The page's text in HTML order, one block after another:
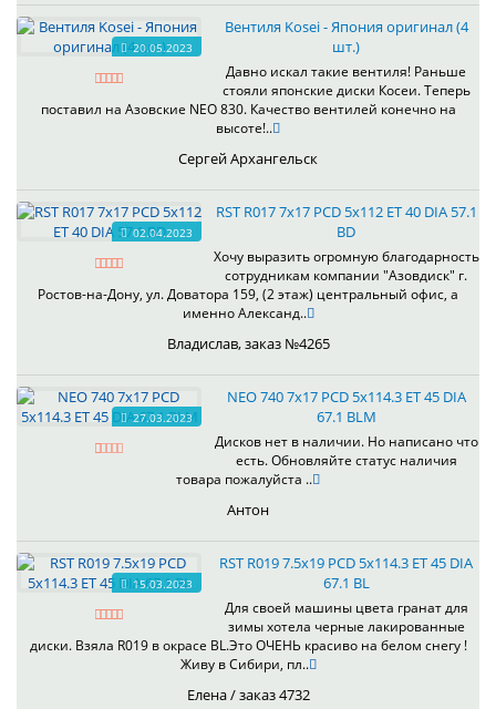
20.05.2023
Вентиля Kosei - Япония оригинал (4
шт.)
Давно искал такие вентиля! Раньше
стояли японские диски Косеи. Теперь
поставил на Азовские NEO 830. Качество вентилей конечно на
высоте!..
Сергей Архангельск
02.04.2023
RST R017 7x17 PCD 5x112 ET 40 DIA 57.1
BD
Хочу выразить огромную благодарность
сотрудникам компании "Азовдиск" г.
Ростов-на-Дону, ул. Доватора 159, (2 этаж) центральный офис, а
именно Александ..
Владислав, заказ №4265
27.03.2023
NEO 740 7x17 PCD 5x114.3 ET 45 DIA
67.1 BLM
Дисков нет в наличии. Но написано что
есть. Обновляйте статус наличия
товара пожалуйста ..
Антон
15.03.2023
RST R019 7.5x19 PCD 5x114.3 ET 45 DIA
67.1 BL
Для своей машины цвета гранат для
зимы хотела черные лакированные
диски. Взяла R019 в окрасе BL.Это ОЧЕНЬ красиво на белом снегу !
Живу в Сибири, пл..
Елена / заказ 4732